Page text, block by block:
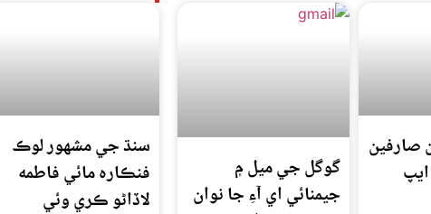
صارفين
گوگل جي ميل ۾
جيمنائي اي آءِ جا نوان
سنڌ جي مشهور لوڪ
فنڪاره مائي فاطمه
لاڏاڻو ڪري وئي